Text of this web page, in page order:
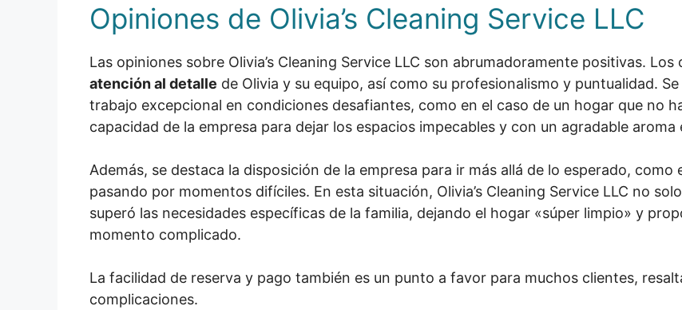
Opiniones de Olivia’s Cleaning Service LLC
Las opiniones sobre Olivia’s Cleaning Service LLC son abrumadoramente positivas. Los
atención al detalle de Olivia y su equipo, así como su profesionalismo y puntualidad.
trabajo excepcional en condiciones desafiantes, como en el caso de un hogar que no
capacidad de la empresa para dejar los espacios impecables y con un agradable
Además, se destaca la disposición de la empresa para ir más allá de lo esperado,
pasando por momentos difíciles. En esta situación, Olivia’s Cleaning Service LLC no
superó las necesidades específicas de la familia, dejando el hogar «súper limpio» y
momento complicado.
La facilidad de reserva y pago también es un punto a favor para muchos clientes,
complicaciones.